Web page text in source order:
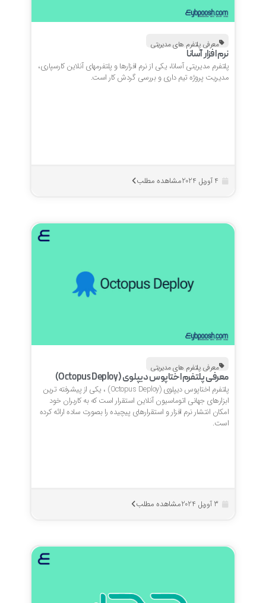
معرفی پلتفرم های مدیریتی
نرم افزار آسانا
پلتفرم مدیریتی آسانا، یکی از نرم افزارها و پلتفرمهای آنلاین کارسپاری،
مدیریت پروژه تیم داری و بررسی گردش کار است.
مشاهده مطلب
معرفی پلتفرم های مدیریتی
معرفی پلتفرم اختاپوس دیپلوی (Octopus Deploy)
پلتفرم اختاپوس دیپلوی (Octopus Deploy) ، یکی از پیشرفته ترین
ابزارهای جهانی اتوماسیون آنلاین استقرار است که به کاربران خود
امکان انتشار نرم افزار و استقرارهای پیچیده را بصورت ساده ارائه کرده
مشاهده مطلب